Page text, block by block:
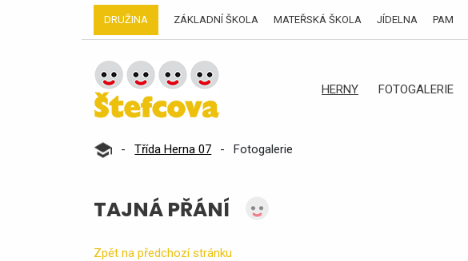
DRUŽINA ZÁKLADNÍ ŠKOLA MATEŘSKÁ ŠKOLA JÍDELNA PAM
HERNY FOTOGALERIE
- Třída Herna 07 - Fotogalerie
TAJNÁ PŘÁNÍ
Zpět na předchozí stránku